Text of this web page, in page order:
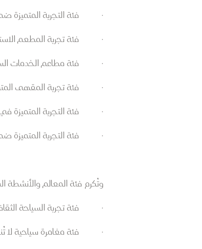
· فئة التجربة المتميزة
· فئة تجربة المطعم
· فئة مطاعم الخدمات
· فئة تجربة المقهى
· فئة التجربة المتميزة في
· فئة التجربة المتميزة
وتُكرم فئة المعالم والأنشطة
· فئة تجربة السياحة
· فئة مغامرة سياحية لا